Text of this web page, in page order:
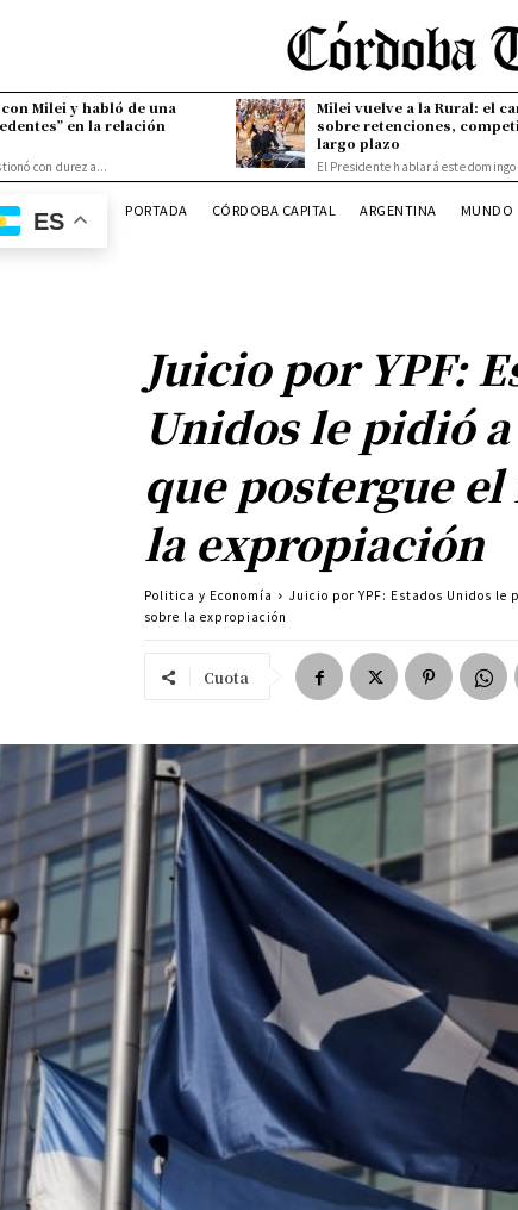
Milei y habló de una
en la relación
con dureza...
Milei vuelve a la Rural: el
sobre retenciones,
largo plazo
El Presidente hablará este domingo
ES PORTADA CÓRDOBA CAPITAL ARGENTINA MUNDO
Juicio por YPF:
Unidos le pidió
que postergue
la expropiación
Politica y Economía
Juicio por YPF: Estados Unidos
sobre la expropiación
Cuota